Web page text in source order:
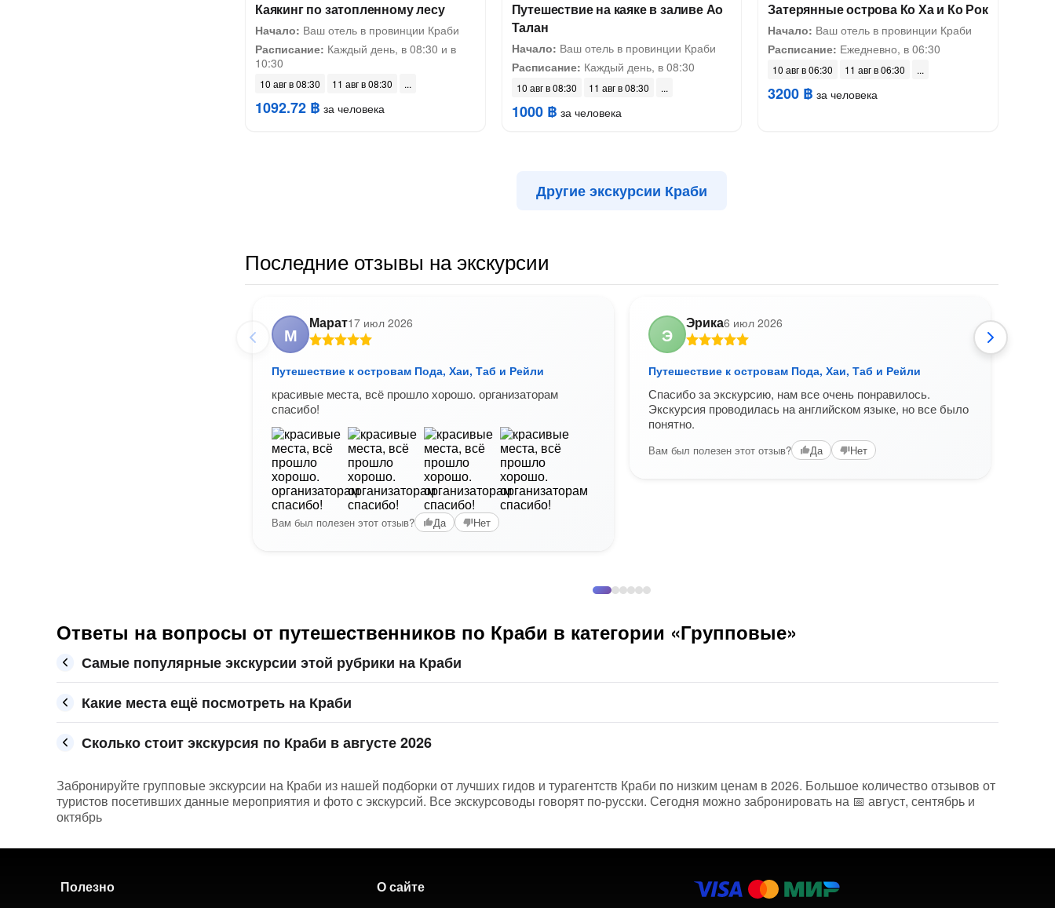
Каякинг по затопленному лесу
Начало: Ваш отель в провинции Краби
Расписание: Каждый день, в 08:30 и в
10:30
10 авг в 08:30 11 авг в 08:30
1092.72 ฿ за человека
Путешествие на каяке в заливе Ао
Талан
Начало: Ваш отель в провинции Краби
Расписание: Каждый день, в 08:30
10 авг в 08:30 11 авг в 08:30
1000 ฿ за человека
Затерянные острова Ко Ха и Ко Рок
Начало: Ваш отель в провинции Краби
Расписание: Ежедневно, в 06:30
10 авг в 06:30 11 авг в 06:30
3200 ฿ за человека
Другие экскурсии Краби
Последние отзывы на экскурсии
М
Марат17 июл 2026
Путешествие к островам Пода, Хаи, Таб и Рейли
красивые места, всё прошло хорошо. организаторам
спасибо!
Вам был полезен этот отзыв? Да Нет
Э
Эрика6 июл 2026
Путешествие к островам Пода, Хаи, Таб и Рейли
Спасибо за экскурсию, нам все очень понравилось.
Экскурсия проводилась на английском языке, но все было
понятно.
Вам был полезен этот отзыв? Да Нет
Ответы на вопросы от путешественников по Краби в категории «Групповые»
Самые популярные экскурсии этой рубрики на Краби
Какие места ещё посмотреть на Краби
Сколько стоит экскурсия по Краби в августе 2026
Забронируйте групповые экскурсии на Краби из нашей подборки от лучших гидов и турагентств Краби по низким ценам в 2026. Большое количество отзывов от
туристов посетивших данные мероприятия и фото с экскурсий. Все экскурсоводы говорят по-русски. Сегодня можно забронировать на 📅 август, сентябрь и
октябрь
Полезно
О сайте